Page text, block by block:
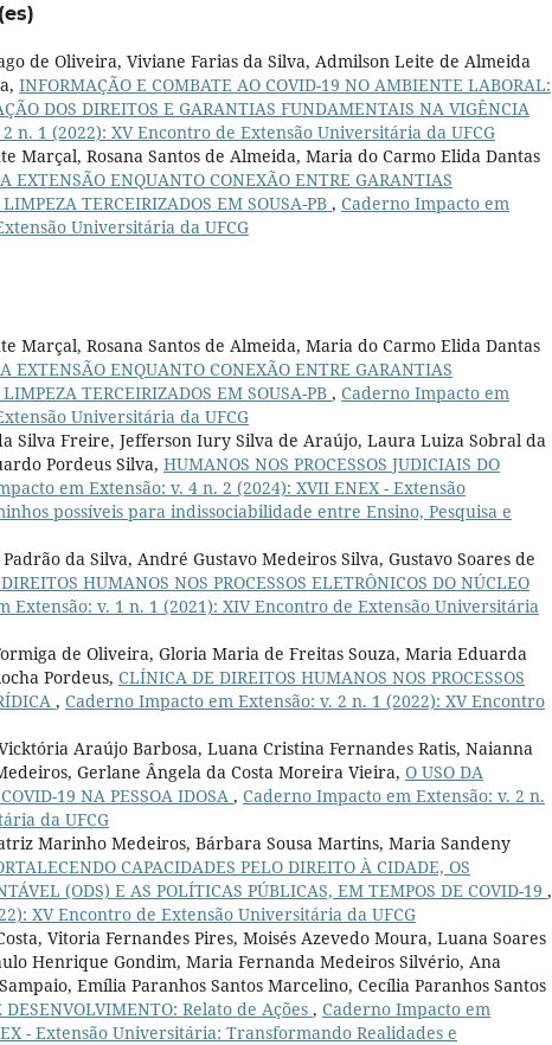
de Oliveira, Viviane Farias da Silva, Admilson Leite de Almeida
INFORMAÇÃO E COMBATE AO COVID-19 NO AMBIENTE LABORAL:
DOS DIREITOS E GARANTIAS FUNDAMENTAIS NA VIGÊNCIA
n. 1 (2022): XV Encontro de Extensão Universitária da UFCG
Marçal, Rosana Santos de Almeida, Maria do Carmo Elida Dantas
A EXTENSÃO ENQUANTO CONEXÃO ENTRE GARANTIAS
TERCEIRIZADOS EM SOUSA-PB , Caderno Impacto em
Universitária da UFCG
Marçal, Rosana Santos de Almeida, Maria do Carmo Elida Dantas
A EXTENSÃO ENQUANTO CONEXÃO ENTRE GARANTIAS
TERCEIRIZADOS EM SOUSA-PB , Caderno Impacto em
Universitária da UFCG
Silva Freire, Jefferson Iury Silva de Araújo, Laura Luiza Sobral da
Pordeus Silva, HUMANOS NOS PROCESSOS JUDICIAIS DO
em Extensão: v. 4 n. 2 (2024): XVII ENEX - Extensão
possíveis para indissociabilidade entre Ensino, Pesquisa e
da Silva, André Gustavo Medeiros Silva, Gustavo Soares de
HUMANOS NOS PROCESSOS ELETRÔNICOS DO NÚCLEO
Extensão: v. 1 n. 1 (2021): XIV Encontro de Extensão Universitária
de Oliveira, Gloria Maria de Freitas Souza, Maria Eduarda
Pordeus, CLÍNICA DE DIREITOS HUMANOS NOS PROCESSOS
, Caderno Impacto em Extensão: v. 2 n. 1 (2022): XV Encontro
Araújo Barbosa, Luana Cristina Fernandes Ratis, Naianna
Gerlane Ângela da Costa Moreira Vieira, O USO DA
19 NA PESSOA IDOSA , Caderno Impacto em Extensão: v. 2 n.
da UFCG
Marinho Medeiros, Bárbara Sousa Martins, Maria Sandeny
CAPACIDADES PELO DIREITO À CIDADE, OS
(ODS) E AS POLÍTICAS PÚBLICAS, EM TEMPOS DE COVID-19 ,
XV Encontro de Extensão Universitária da UFCG
Vitoria Fernandes Pires, Moisés Azevedo Moura, Luana Soares
Henrique Gondim, Maria Fernanda Medeiros Silvério, Ana
Emília Paranhos Santos Marcelino, Cecília Paranhos Santos
Relato de Ações , Caderno Impacto em
- Extensão Universitária: Transformando Realidades e